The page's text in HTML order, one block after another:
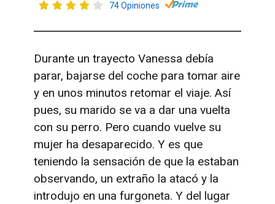
74 Opiniones
Durante un trayecto Vanessa debía
parar, bajarse del coche para tomar aire
y en unos minutos retomar el viaje. Así
pues, su marido se va a dar una vuelta
con su perro. Pero cuando vuelve su
mujer ha desaparecido. Y es que
teniendo la sensación de que la estaban
observando, un extraño la atacó y la
introdujo en una furgoneta. Y del lugar